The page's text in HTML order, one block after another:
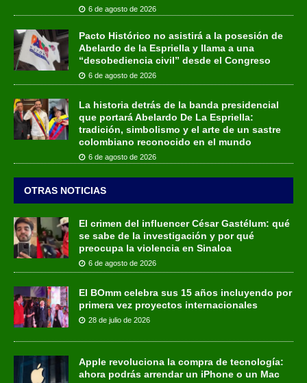
6 de agosto de 2026
Pacto Histórico no asistirá a la posesión de
Abelardo de la Espriella y llama a una
“desobediencia civil” desde el Congreso
6 de agosto de 2026
La historia detrás de la banda presidencial
que portará Abelardo De La Espriella:
tradición, simbolismo y el arte de un sastre
colombiano reconocido en el mundo
6 de agosto de 2026
OTRAS NOTICIAS
El crimen del influencer César Gastélum: qué
se sabe de la investigación y por qué
preocupa la violencia en Sinaloa
6 de agosto de 2026
El BOmm celebra sus 15 años incluyendo por
primera vez proyectos internacionales
28 de julio de 2026
Apple revoluciona la compra de tecnología:
ahora podrás arrendar un iPhone o un Mac